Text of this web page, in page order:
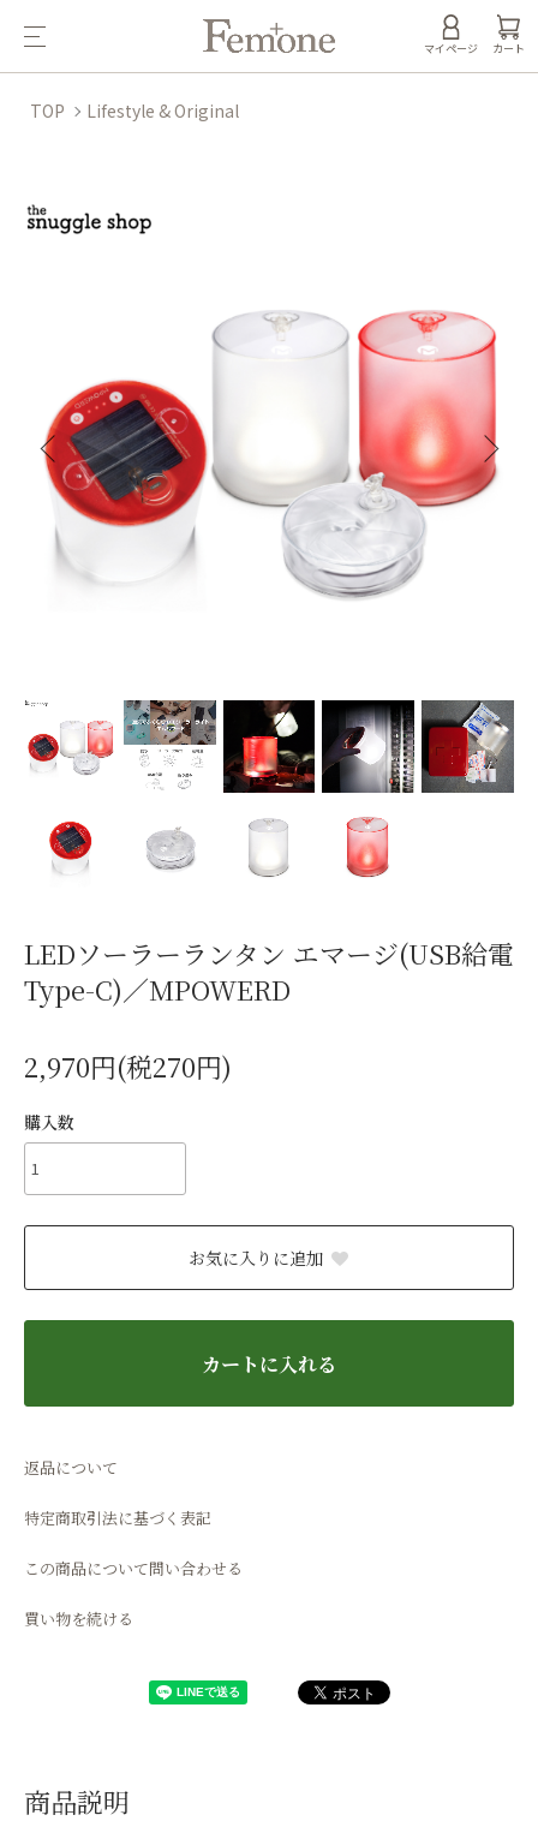
マイページ カート
TOP Lifestyle & Original
LEDソーラーランタン エマージ(USB給電
Type-C)／MPOWERD
2,970円(税270円)
購入数
お気に入りに追加
カートに入れる
返品について
特定商取引法に基づく表記
この商品について問い合わせる
買い物を続ける
商品説明